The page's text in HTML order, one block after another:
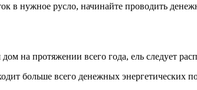
в нужное русло, начинайте проводить
на протяжении всего года, ель следует
больше всего денежных энергетических